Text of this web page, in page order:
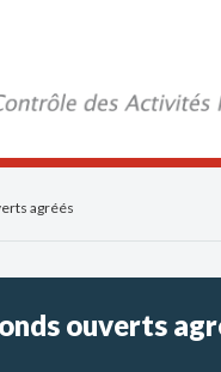
agréés
ouverts